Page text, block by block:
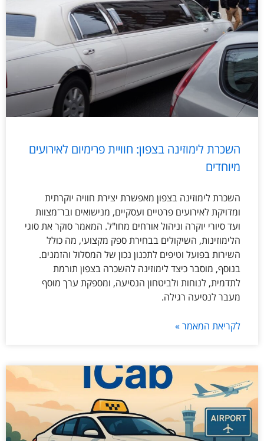
השכרת לימוזינה בצפון: חוויית פרימיום לאירועים
מיוחדים
השכרת לימוזינה בצפון מאפשרת יצירת חוויה יוקרתית
ומדויקת לאירועים פרטיים ועסקיים, מנישואים ובר־מצוות
ועד סיורי יוקרה וניהול אורחים מחו"ל. המאמר סוקר את סוגי
הלימוזינות, השיקולים בבחירת ספק מקצועי, מה כולל
השירות בפועל וטיפים לתכנון נכון של המסלול והזמנים.
בנוסף, מוסבר כיצד לימוזינה להשכרה בצפון תורמת
לתדמית, לנוחות ולביטחון הנסיעה, ומספקת ערך מוסף
מעבר לנסיעה רגילה.
לקריאת המאמר »